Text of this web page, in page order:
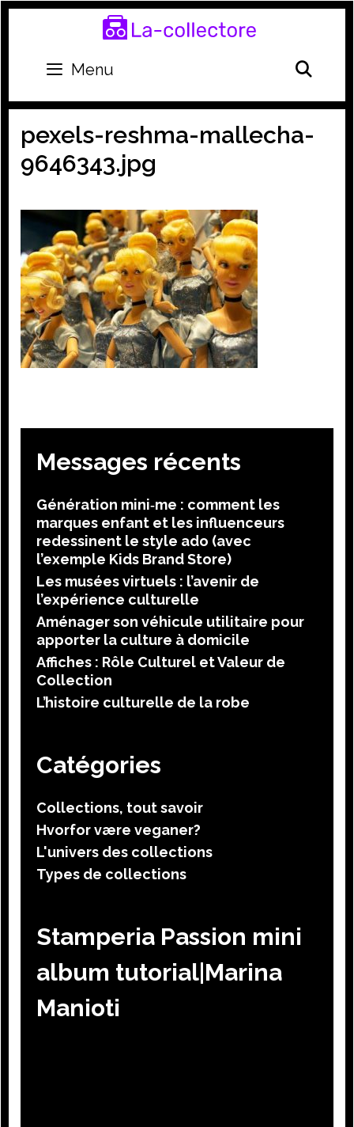
content
Menu
pexels-reshma-mallecha-
9646343.jpg
Messages récents
Génération mini‑me : comment les
marques enfant et les influenceurs
redessinent le style ado (avec
l’exemple Kids Brand Store)
Les musées virtuels : l’avenir de
l’expérience culturelle
Aménager son véhicule utilitaire pour
apporter la culture à domicile
Affiches : Rôle Culturel et Valeur de
Collection
L’histoire culturelle de la robe
Catégories
Collections, tout savoir
Hvorfor være veganer?
L'univers des collections
Types de collections
Stamperia Passion mini
album tutorial|Marina
Manioti